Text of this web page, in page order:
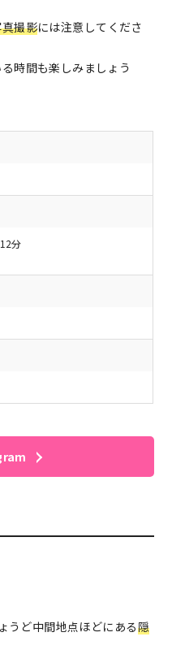
撮影には注意してくださ
時間も楽しみましょう
分
うど中間地点ほどにある隠